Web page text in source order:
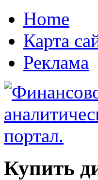
Home
Карта
Реклама
Купить